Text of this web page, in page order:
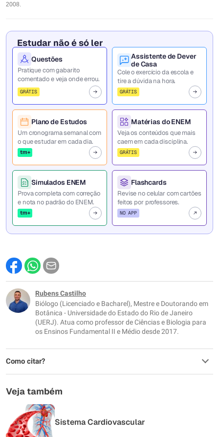
2008.
Estudar não é só ler
Questões
Pratique com gabarito
comentado e veja onde errou.
GRÁTIS
Assistente de Dever
de Casa
Cole o exercício da escola e
tire a dúvida na hora.
GRÁTIS
Plano de Estudos
Um cronograma semanal com
o que estudar em cada dia.
tm+
Matérias do ENEM
Veja os conteúdos que mais
caem em cada disciplina.
GRÁTIS
Simulados ENEM
Prova completa com correção
e nota no padrão do ENEM.
tm+
Flashcards
Revise no celular com cartões
feitos por professores.
NO APP
Rubens Castilho
Biólogo (Licenciado e Bacharel), Mestre e Doutorando em
Botânica - Universidade do Estado do Rio de Janeiro
(UERJ). Atua como professor de Ciências e Biologia para
os Ensinos Fundamental II e Médio desde 2017.
Como citar?
Veja também
Sistema Cardiovascular